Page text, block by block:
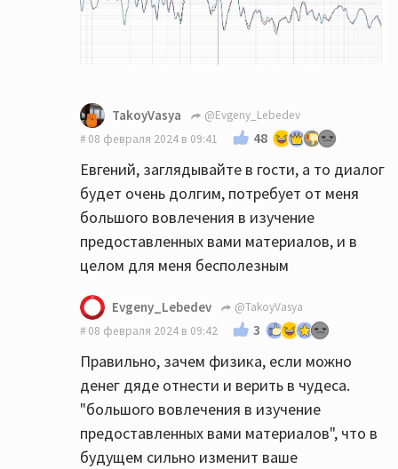
TakoyVasya
@Evgeny_Lebedev
08 февраля 2024 в 09:41
48
Евгений, заглядывайте в гости, а то диалог
будет очень долгим, потребует от меня
большого вовлечения в изучение
предоставленных вами материалов, и в
целом для меня бесполезным
Evgeny_Lebedev
@TakoyVasya
08 февраля 2024 в 09:42
3
Правильно, зачем физика, если можно
денег дяде отнести и верить в чудеса.
"большого вовлечения в изучение
предоставленных вами материалов", что в
будущем сильно изменит ваше